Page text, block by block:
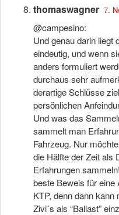
thomaswagner 7.
@campesino:
Und genau darin liegt
eindeutig, und wenn
anders formuliert
durchaus sehr
derartige Schlüsse
persönlichen
Und was das
sammelt man
Fahrzeug. Nur
die Hälfte der Zeit als
Erfahrungen
beste Beweis für eine
KTP, denn dann
Zivi´s als “Ballast”